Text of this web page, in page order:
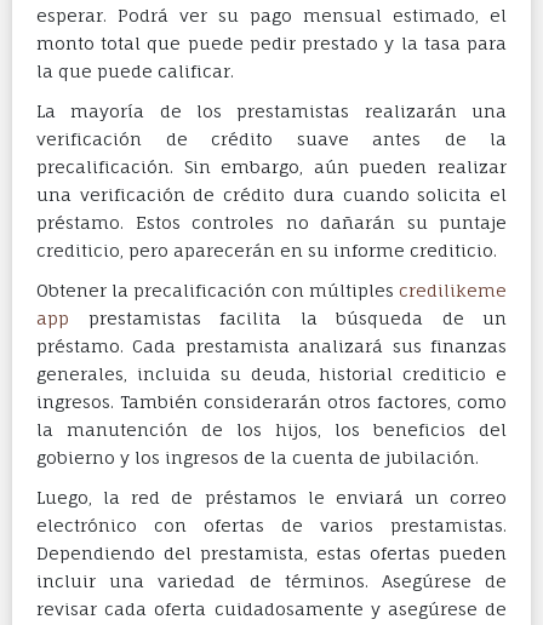
esperar. Podrá ver su pago mensual estimado, el
monto total que puede pedir prestado y la tasa para
la que puede calificar.
La mayoría de los prestamistas realizarán una
verificación de crédito suave antes de la
precalificación. Sin embargo, aún pueden realizar
una verificación de crédito dura cuando solicita el
préstamo. Estos controles no dañarán su puntaje
crediticio, pero aparecerán en su informe crediticio.
Obtener la precalificación con múltiples credilikeme
app prestamistas facilita la búsqueda de un
préstamo. Cada prestamista analizará sus finanzas
generales, incluida su deuda, historial crediticio e
ingresos. También considerarán otros factores, como
la manutención de los hijos, los beneficios del
gobierno y los ingresos de la cuenta de jubilación.
Luego, la red de préstamos le enviará un correo
electrónico con ofertas de varios prestamistas.
Dependiendo del prestamista, estas ofertas pueden
incluir una variedad de términos. Asegúrese de
revisar cada oferta cuidadosamente y asegúrese de